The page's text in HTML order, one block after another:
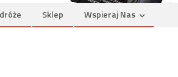
Sklep Wspieraj Nas